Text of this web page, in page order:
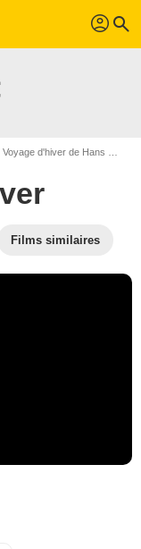
profil search
d'hiver de Hans Steinbichler
Films similaires